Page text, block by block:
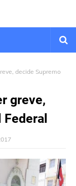
decide Supremo
greve,